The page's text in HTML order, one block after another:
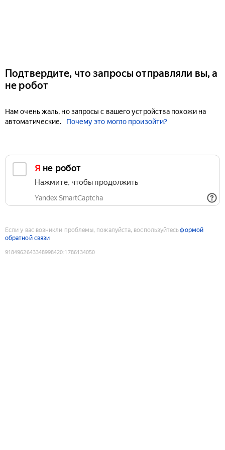
Подтвердите, что запросы отправляли вы, а
не робот
Нам очень жаль, но запросы с вашего устройства похожи на
автоматические.
Почему это могло произойти?
Я не робот
Нажмите, чтобы продолжить
Yandex SmartCaptcha
Если у вас возникли проблемы, пожалуйста, воспользуйтесьформой
обратной связи
9184962643348998420:1786134050